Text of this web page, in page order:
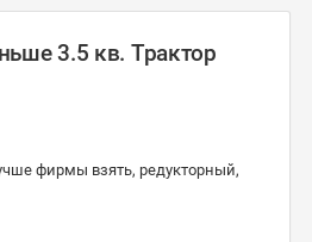
3.5 кв. Трактор
фирмы взять, редукторный,